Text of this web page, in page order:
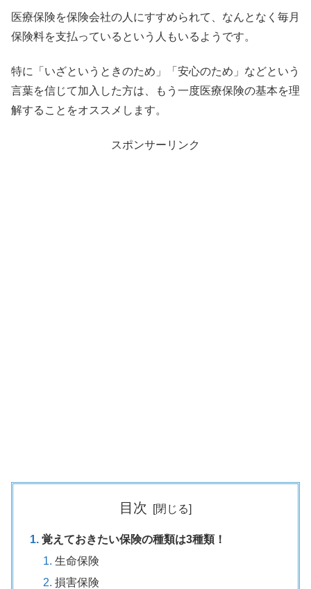
医療保険を保険会社の人にすすめられて、 なんとなく毎月
保険料を支払っているという人もいるようです。
特に「いざというときのため」「安心のため」 などという
言葉を信じて加入した方は、
もう一度医療保険の基本を理
解することをオススメします。
スポンサーリンク
目次
覚えておきたい保険の種類は3種類！
生命保険
損害保険